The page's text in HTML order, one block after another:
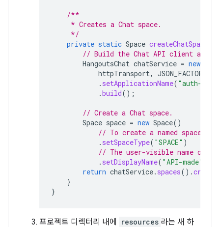
/**
     * Creates a Chat space.
     */
private static Space createChatSpace
// Build the Chat API client and
HangoutsChat chatService = new
httpTransport, JSON_FACTORY
. setApplicationName( "auth-
.build();
// Create a Chat space.
Space space = new Space()
// To create a named space, set
. setSpaceType( "SPACE" )
// The user-visible name of
. setDisplayName( "API-made"
return chatService. spaces().create
}
}
프로젝트 디렉터리 내에 resources 라는 새 하